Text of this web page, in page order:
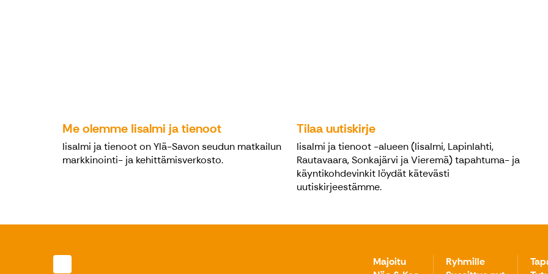
Me olemme Iisalmi ja tienoot
Iisalmi ja tienoot on Ylä-Savon seudun matkailun
markkinointi- ja kehittämisverkosto.
Tilaa uutiskirje
Iisalmi ja tienoot -alueen (Iisalmi, Lapinlahti,
Rautavaara, Sonkajärvi ja Vieremä) tapahtuma- ja
käyntikohdevinkit löydät kätevästi
uutiskirjeestämme.
Majoitu
Ryhmille